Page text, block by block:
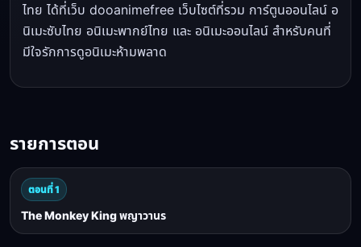
ไทย ได้ที่เว็บ dooanimefree เว็บไซต์ที่รวม การ์ตูนออนไลน์ อ
นิเมะซับไทย อนิเมะพากย์ไทย และ อนิเมะออนไลน์ สำหรับคนที่
มีใจรักการดูอนิเมะห้ามพลาด
รายการตอน
ตอนที่ 1
The Monkey King พญาวานร